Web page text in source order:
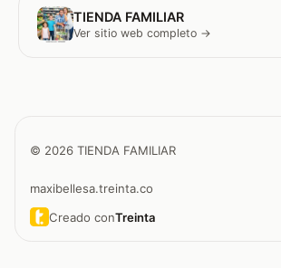
TIENDA FAMILIAR
Ver sitio web completo →
© 2026 TIENDA FAMILIAR
maxibellesa.treinta.co
Creado conTreinta